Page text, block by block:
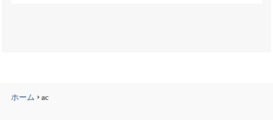
ホーム ›ac